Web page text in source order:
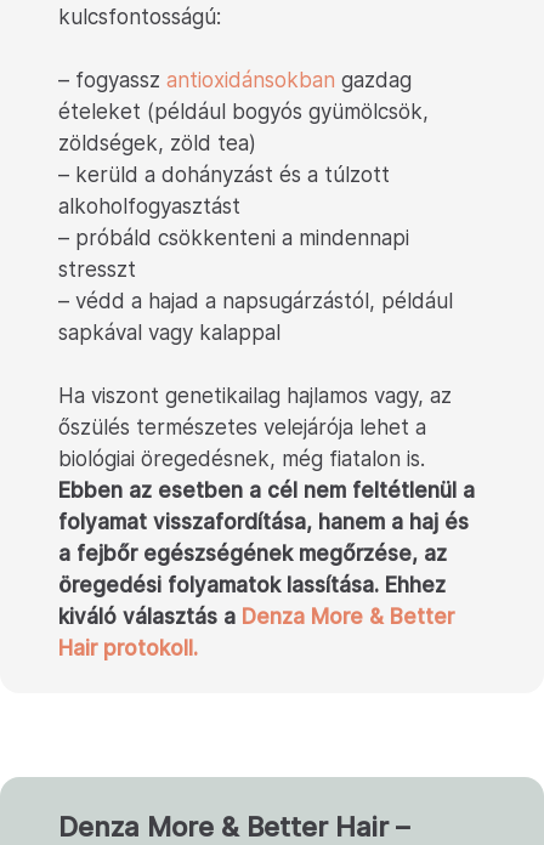
kulcsfontosságú:
– fogyassz antioxidánsokban gazdag
ételeket (például bogyós gyümölcsök,
zöldségek, zöld tea)
– kerüld a dohányzást és a túlzott
alkoholfogyasztást
– próbáld csökkenteni a mindennapi
stresszt
– védd a hajad a napsugárzástól, például
sapkával vagy kalappal
Ha viszont genetikailag hajlamos vagy, az
őszülés természetes velejárója lehet a
biológiai öregedésnek, még fiatalon is.
Ebben az esetben a cél nem feltétlenül a
folyamat visszafordítása, hanem a haj és
a fejbőr egészségének megőrzése, az
öregedési folyamatok lassítása. Ehhez
kiváló választás a Denza More & Better
Hair protokoll.
Denza More & Better Hair –